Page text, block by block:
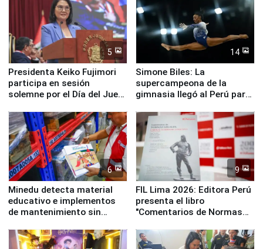
5
Presidenta Keiko Fujimori
participa en sesión
solemne por el Día del Juez
14
Simone Biles: La
supercampeona de la
gimnasia llegó al Perú para
Panamericanos Lima 2027
6
Minedu detecta material
educativo e implementos
de mantenimiento sin
la UGEL 2
9
FIL Lima 2026: Editora Perú
presenta el libro
"Comentarios de Normas
Derecho Colectivo"